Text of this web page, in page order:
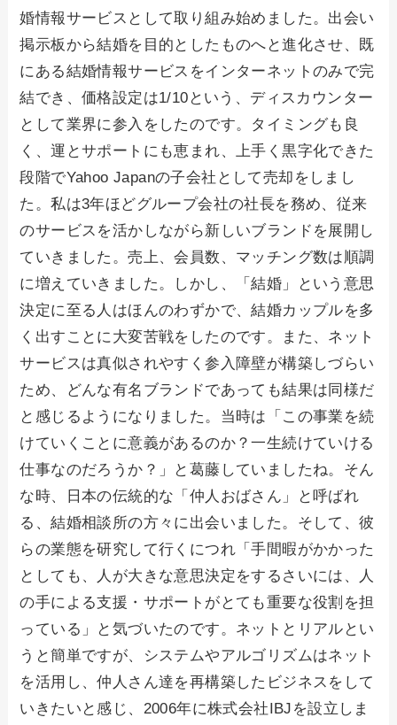
婚情報サービスとして取り組み始めました。出会い
掲示板から結婚を目的としたものへと進化させ、既
にある結婚情報サービスをインターネットのみで完
結でき、価格設定は1/10という、ディスカウンター
として業界に参入をしたのです。タイミングも良
く、運とサポートにも恵まれ、上手く黒字化できた
段階でYahoo Japanの子会社として売却をしまし
た。私は3年ほどグループ会社の社長を務め、従来
のサービスを活かしながら新しいブランドを展開し
ていきました。売上、会員数、マッチング数は順調
に増えていきました。しかし、「結婚」という意思
決定に至る人はほんのわずかで、結婚カップルを多
く出すことに大変苦戦をしたのです。また、ネット
サービスは真似されやすく参入障壁が構築しづらい
ため、どんな有名ブランドであっても結果は同様だ
と感じるようになりました。当時は「この事業を続
けていくことに意義があるのか？一生続けていける
仕事なのだろうか？」と葛藤していましたね。そん
な時、日本の伝統的な「仲人おばさん」と呼ばれ
る、結婚相談所の方々に出会いました。そして、彼
らの業態を研究して行くにつれ「手間暇がかかった
としても、人が大きな意思決定をするさいには、人
の手による支援・サポートがとても重要な役割を担
っている」と気づいたのです。ネットとリアルとい
うと簡単ですが、システムやアルゴリズムはネット
を活用し、仲人さん達を再構築したビジネスをして
いきたいと感じ、2006年に株式会社IBJを設立しま